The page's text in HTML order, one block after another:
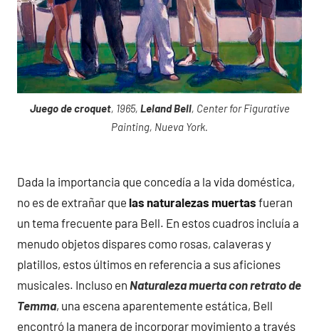
Juego de croquet, 1965, Leland Bell, Center for Figurative
Painting, Nueva York.
Dada la importancia que concedía a la vida doméstica,
no es de extrañar que las naturalezas muertas fueran
un tema frecuente para Bell. En estos cuadros incluía a
menudo objetos dispares como rosas, calaveras y
platillos, estos últimos en referencia a sus aficiones
musicales. Incluso en Naturaleza muerta con retrato de
Temma, una escena aparentemente estática, Bell
encontró la manera de incorporar movimiento a través